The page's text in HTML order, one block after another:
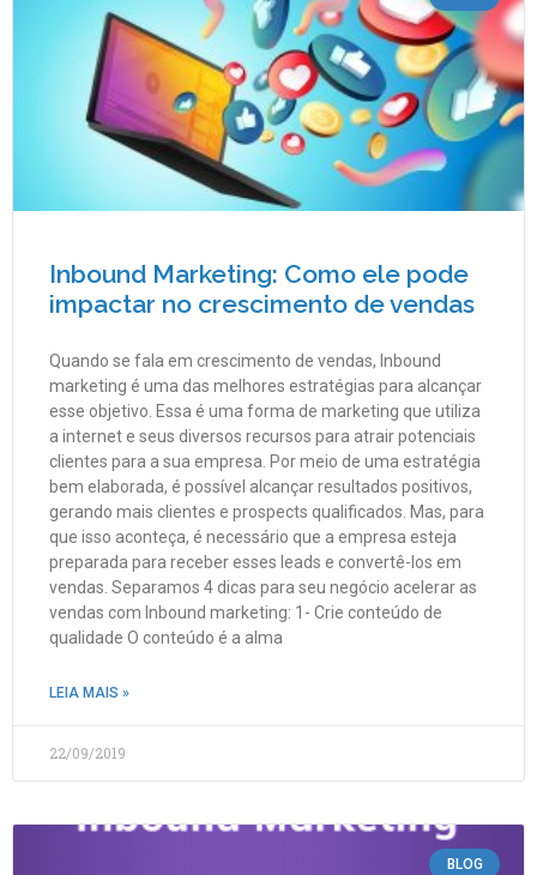
Inbound Marketing: Como ele pode
impactar no crescimento de vendas
Quando se fala em crescimento de vendas, Inbound
marketing é uma das melhores estratégias para alcançar
esse objetivo. Essa é uma forma de marketing que utiliza
a internet e seus diversos recursos para atrair potenciais
clientes para a sua empresa. Por meio de uma estratégia
bem elaborada, é possível alcançar resultados positivos,
gerando mais clientes e prospects qualificados. Mas, para
que isso aconteça, é necessário que a empresa esteja
preparada para receber esses leads e convertê-los em
vendas. Separamos 4 dicas para seu negócio acelerar as
vendas com Inbound marketing: 1- Crie conteúdo de
qualidade O conteúdo é a alma
LEIA MAIS »
22/09/2019
BLOG